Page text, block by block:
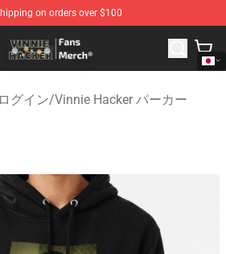
on orders over $100
- Official Vinnie Hacker Merchandise
グイン/Vinnie Hacker パーカー